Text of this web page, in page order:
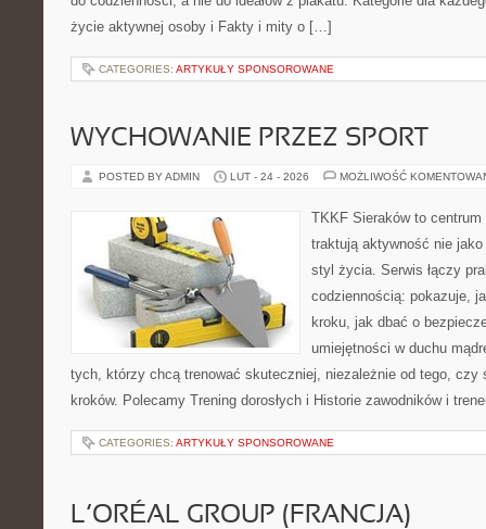
życie aktywnej osoby i Fakty i mity o […]
CATEGORIES: ARTYKUŁY SPONSOROWANE
WYCHOWANIE PRZEZ SPORT
POSTED BY ADMIN LUT - 24 - 2026 MOŻLIWOŚĆ
TKKF Sieraków to
traktują aktywność nie
styl życia. Serwis łączy
codziennością: pokazuje,
kroku, jak dbać o
umiejętności w duchu
tych, którzy chcą trenować skuteczniej, niezależnie od tego, czy
kroków. Polecamy Trening dorosłych i Historie zawodników i
CATEGORIES: ARTYKUŁY SPONSOROWANE
L’ORÉAL GROUP (FRANCJA)